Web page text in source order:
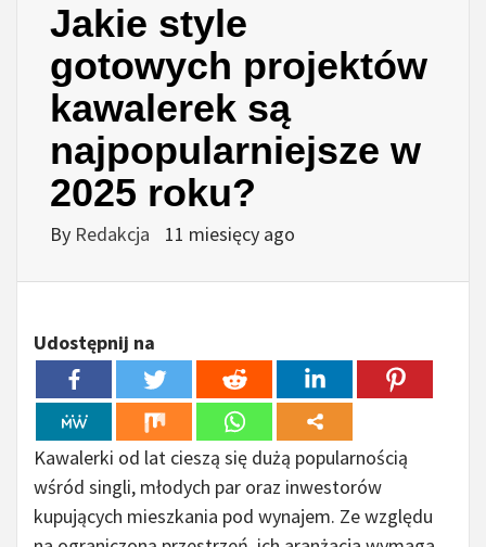
Jakie style
gotowych projektów
kawalerek są
najpopularniejsze w
2025 roku?
By Redakcja 11 miesięcy ago
Udostępnij na
Kawalerki od lat cieszą się dużą popularnością
wśród singli, młodych par oraz inwestorów
kupujących mieszkania pod wynajem. Ze względu